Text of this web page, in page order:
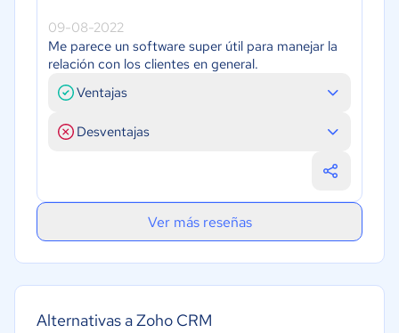
Alternativas a Zoho CRM
09-08-2022
Me parece un software super útil para manejar la
relación con los clientes en general.
Ventajas
Desventajas
Ver más reseñas